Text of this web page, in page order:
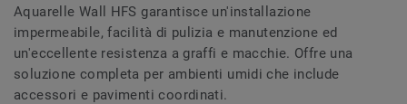
Aquarelle Wall HFS garantisce un'installazione
impermeabile, facilità di pulizia e manutenzione ed
un'eccellente resistenza a graffi e macchie. Offre una
soluzione completa per ambienti umidi che include
accessori e pavimenti coordinati.